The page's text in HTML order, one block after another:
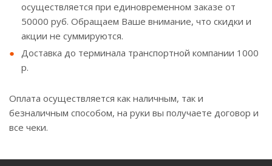
осуществляется при единовременном заказе от
50000 руб. Обращаем Ваше внимание, что скидки и
акции не суммируются.
Доставка до терминала транспортной компании 1000
р.
Оплата осуществляется как наличным, так и
безналичным способом, на руки вы получаете договор и
все чеки.